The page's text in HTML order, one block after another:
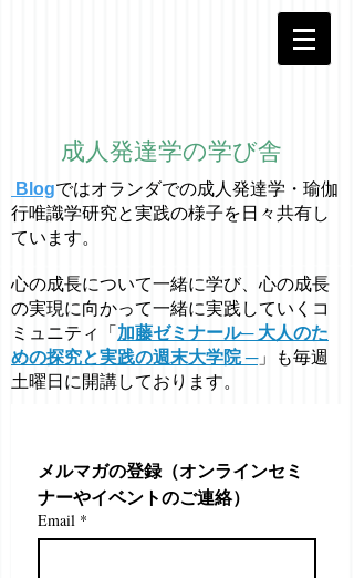
成人発達学の学び舎
Blogではオラ ンダでの成人発達学・ 瑜伽
行唯識学研究と実践の様子を日々共有し
ています。
心の成長について一緒に学び、心の成長
の実現に向かって一緒に実践していくコ
ミュニティ「 加藤ゼミナール─ 大人のた
めの探究と実践の週末大学院 ─」も毎週
土曜日に開講しております。
メルマガの登録（オンラインセミ
ナーやイベントのご連絡）
Email *